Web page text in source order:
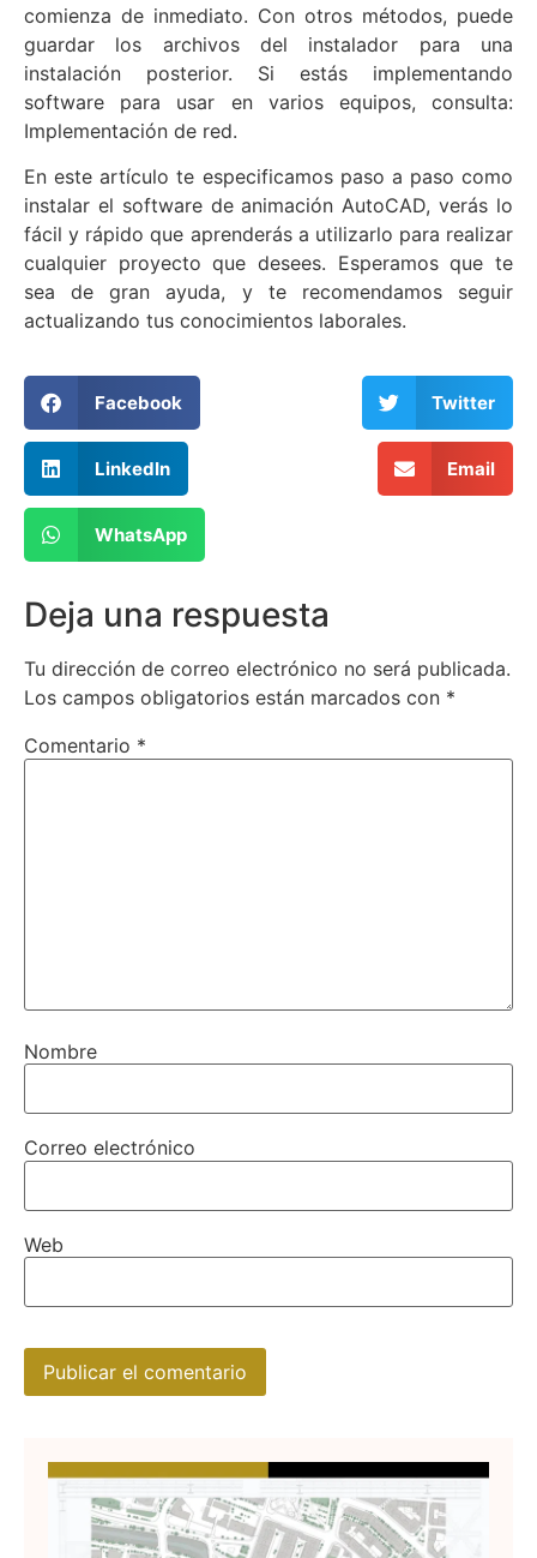
comienza de inmediato. Con otros métodos, puede
guardar los archivos del instalador para una
instalación posterior. Si estás implementando
software para usar en varios equipos, consulta:
Implementación de red.
En este artículo te especificamos paso a paso como
instalar el software de animación AutoCAD, verás lo
fácil y rápido que aprenderás a utilizarlo para realizar
cualquier proyecto que desees. Esperamos que te
sea de gran ayuda, y te recomendamos seguir
actualizando tus conocimientos laborales.
Facebook Twitter
LinkedIn Email
WhatsApp
Deja una respuesta
Tu dirección de correo electrónico no será publicada.
Los campos obligatorios están marcados con *
Comentario *
Nombre
Correo electrónico
Web